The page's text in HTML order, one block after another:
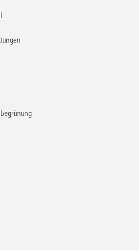
von Bildhauerin Manuela Geugelin würdigt
Jahr 2025
und Zukunft
auf Ihren beruflichen
erstaunliche Parallelen zu einer
Wendungen, Höhepunkte und
Zwangsläufig fällt mir dabei mein Start bei